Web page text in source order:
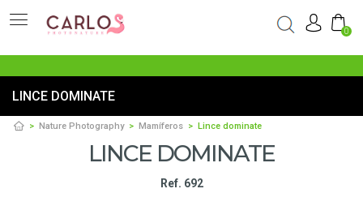
0
LINCE DOMINATE
Nature Photography Mamíferos Lince dominate
LINCE DOMINATE
Ref. 692